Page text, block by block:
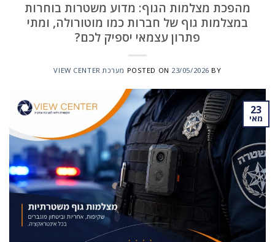
מהפכת מצלמות הגוף: מדוע משטרות בוחרות
במצלמות גוף של חברות כמו מוטורולה, ומתי
פתרון עצמאי יספיק לכם?
POSTED ON 23/05/2026 BY מערכת VIEW CENTER
23
מאי